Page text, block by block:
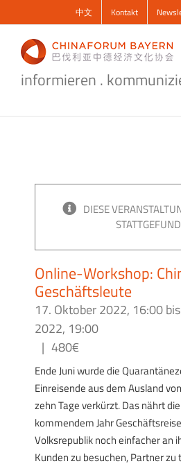
Inhalt
springen
中文 Kontakt
informieren .
DIESE
Online-Workshop:
Geschäftsleute
17. Oktober 2022, 16:00bis
2022, 19:00
| 480€
Ende Juni wurde die
Einreisende aus dem Ausland
zehn Tage verkürzt. Das nährt
kommendem Jahr
Volksrepublik noch einfacher an
Kunden zu besuchen, Partner